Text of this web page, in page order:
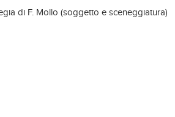
di F. Mollo (soggetto e sceneggiatura)